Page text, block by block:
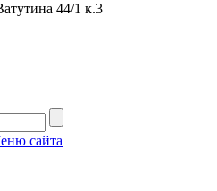
44/1 к.3
сайта